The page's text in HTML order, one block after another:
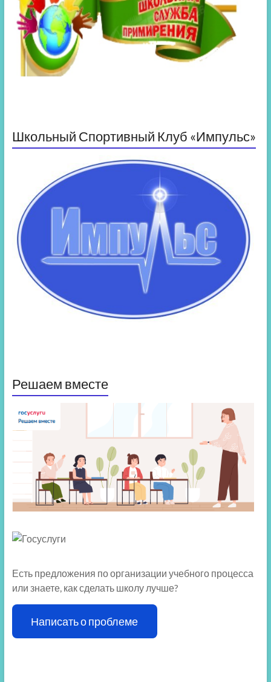
Школьный Спортивный Клуб «Импульс»
Решаем вместе
Есть предложения по организации учебного процесса
или знаете, как сделать школу лучше?
Написать о проблеме